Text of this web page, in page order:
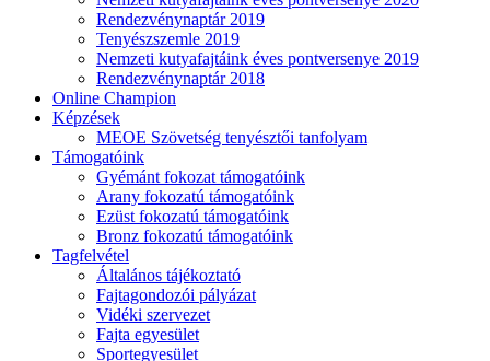
Rendezvénynaptár 2019
Tenyészszemle 2019
Nemzeti kutyafajtáink éves pontversenye 2019
Rendezvénynaptár 2018
Online Champion
Képzések
MEOE Szövetség tenyésztői tanfolyam
Támogatóink
Gyémánt fokozat támogatóink
Arany fokozatú támogatóink
Ezüst fokozatú támogatóink
Bronz fokozatú támogatóink
Tagfelvétel
Általános tájékoztató
Fajtagondozói pályázat
Vidéki szervezet
Fajta egyesület
Sportegyesület